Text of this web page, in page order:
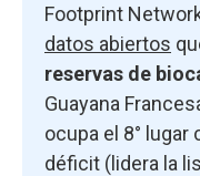
Footprint
datos abiertos
reservas de
Guayana
ocupa el 8° lugar
déficit (lidera la